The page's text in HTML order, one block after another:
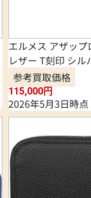
エルメス アザッ
レザー T刻印 シル
参考買取価格
115,000円
2026年5月3日時点